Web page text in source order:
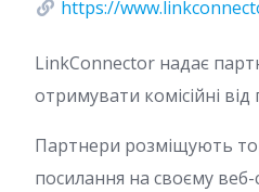
https://
LinkConnector надає
отримувати комісійні
Партнери розміщують
посилання на своєму